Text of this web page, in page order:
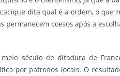
dita qual é a ordem, o
permanecem coesos após a
meio século de ditadura de
por patronos locais. O